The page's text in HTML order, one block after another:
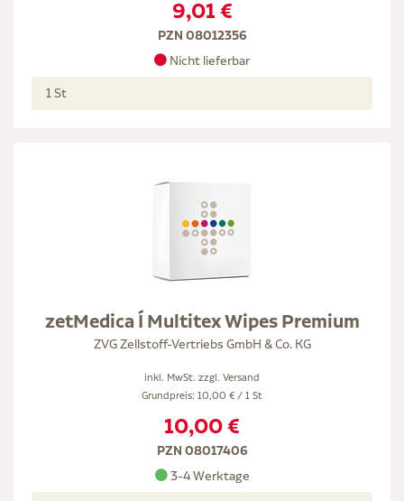
9,01 €
PZN 08012356
Nicht lieferbar
1 St
zetMedica Í Multitex Wipes Premium
ZVG Zellstoff-Vertriebs GmbH & Co. KG
inkl. MwSt. zzgl. Versand
Grundpreis: 10,00 € / 1 St
10,00 €
PZN 08017406
3-4 Werktage